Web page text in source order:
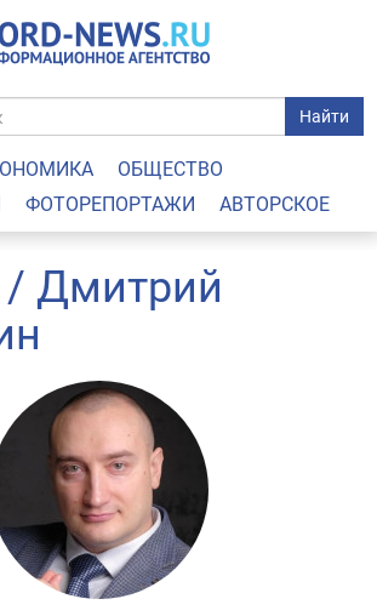
Найти
ОБЩЕСТВО
ФОТОРЕПОРТАЖИ АВТОРСКОЕ
/ Дмитрий